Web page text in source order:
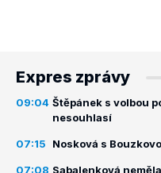
Expres zprávy
09:04 Štěpánek s volbou
nesouhlasí
07:15 Nosková s
07:08 Sabalenková